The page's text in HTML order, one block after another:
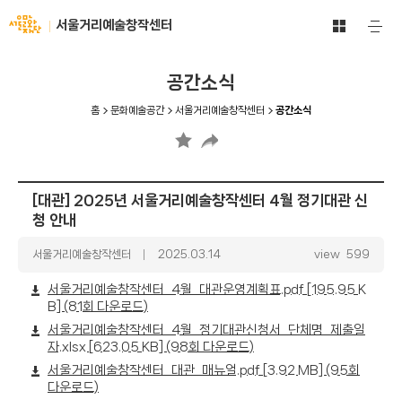
서
서울거리예술창작센터
바
로
주
공간소식
홈 문화예술공간 서울거리예술창작센터 공간소식
[대관] 2025년 서울거리예술창작센터 4월 정기대관 신
청 안내
글
이
서울거리예술창작센터
날
2025.03.14 view 599
서울거리예술창작센터_4월_대관운영계획표.pdf [195.95 K
B] (81회 다운로드)
서울거리예술창작센터_4월_정기대관신청서_단체명_제출일
자.xlsx
[623.05 KB] (98회 다운로드)
서울거리예술창작센터_대관_매뉴얼.pdf [3.92 MB] (95회
다운로드)